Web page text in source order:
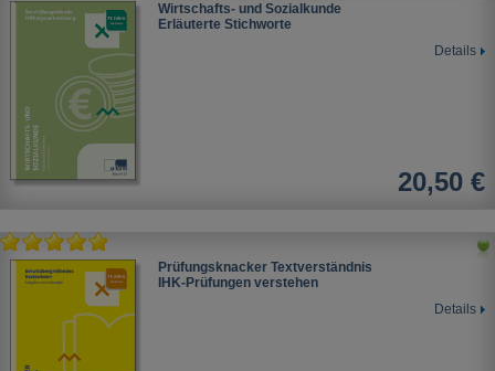
Wirtschafts- und Sozialkunde
Erläuterte Stichworte
Details
20,50 €
Prüfungsknacker Textverständnis
IHK-Prüfungen verstehen
Details